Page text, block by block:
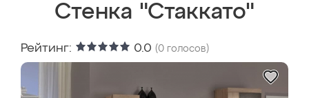
Стенка "Стаккато"
Рейтинг: 0.0 (0 голосов)